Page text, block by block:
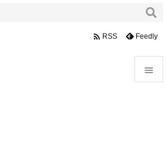

 RSS Feedly